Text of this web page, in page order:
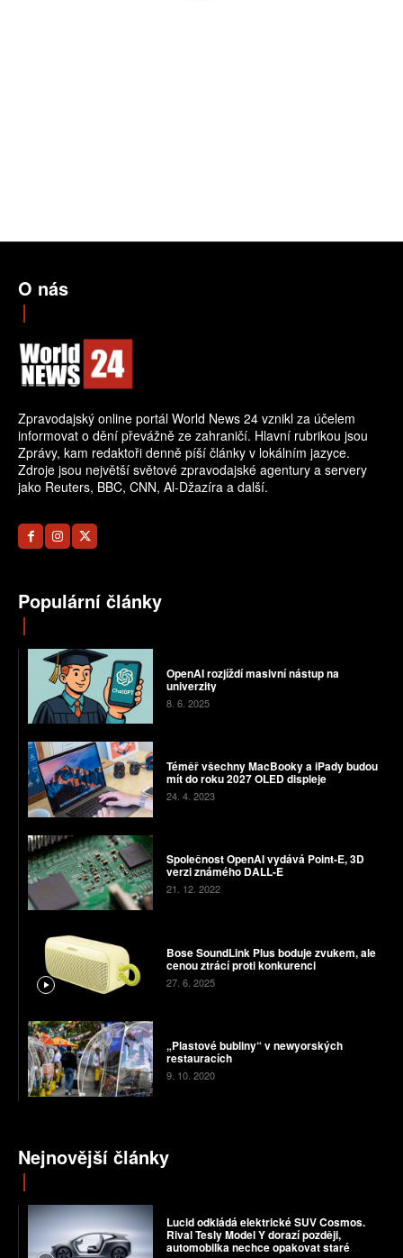
O nás
Zpravodajský online portál World News 24 vznikl za účelem
informovat o dění převážně ze zahraničí. Hlavní rubrikou jsou
Zprávy, kam redaktoři denně píší články v lokálním jazyce.
Zdroje jsou největší světové zpravodajské agentury a servery
jako Reuters, BBC, CNN, Al-Džazíra a další.
Populární články
OpenAI rozjíždí masivní nástup na
univerzity
8. 6. 2025
Téměř všechny MacBooky a iPady budou
mít do roku 2027 OLED displeje
24. 4. 2023
Společnost OpenAI vydává Point-E, 3D
verzi známého DALL-E
21. 12. 2022
Bose SoundLink Plus boduje zvukem, ale
cenou ztrácí proti konkurenci
27. 6. 2025
„Plastové bubliny“ v newyorských
restauracích
9. 10. 2020
Nejnovější články
Lucid odkládá elektrické SUV Cosmos.
Rival Tesly Model Y dorazí později,
automobilka nechce opakovat staré